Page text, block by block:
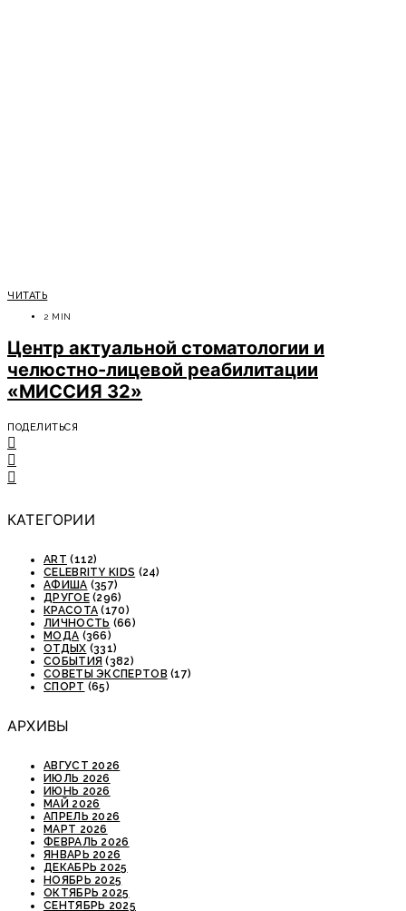
ЧИТАТЬ
2 MIN
Центр актуальной стоматологии и
челюстно-лицевой реабилитации
«МИССИЯ 32»
ПОДЕЛИТЬСЯ
КАТЕГОРИИ
ART (112)
CELEBRITY KIDS (24)
АФИША (357)
ДРУГОЕ(296)
КРАСОТА (170)
ЛИЧНОСТЬ (66)
МОДА (366)
ОТДЫХ (331)
СОБЫТИЯ (382)
СОВЕТЫ ЭКСПЕРТОВ (17)
СПОРТ (65)
АРХИВЫ
АВГУСТ 2026
ИЮЛЬ 2026
ИЮНЬ 2026
МАЙ 2026
АПРЕЛЬ 2026
МАРТ 2026
ФЕВРАЛЬ 2026
ЯНВАРЬ 2026
ДЕКАБРЬ 2025
НОЯБРЬ 2025
ОКТЯБРЬ 2025
СЕНТЯБРЬ 2025